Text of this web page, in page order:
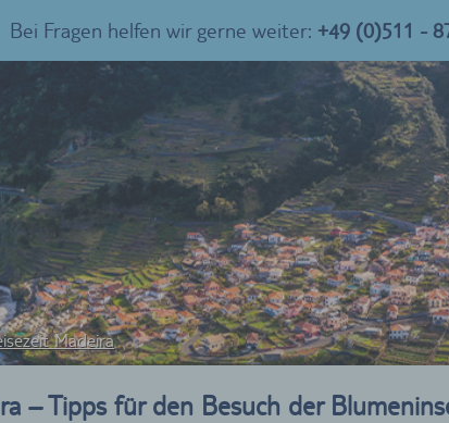
Bei Fragen helfen wir gerne weiter: +49 (0)511 -
Madeira
– Tipps für den Besuch der